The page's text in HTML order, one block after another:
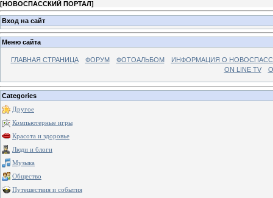
[НОВОСПАССКИЙ ПОРТАЛ]
Вход на сайт
Меню сайта
ГЛАВНАЯ СТРАНИЦА ФОРУМ ФОТОАЛЬБОМ
ИНФОРМАЦИЯ О
ON LINE TV
Categories
Другое
Компьютерные игры
Красота и здоровье
Люди и блоги
Музыка
Общество
Путешествия и события